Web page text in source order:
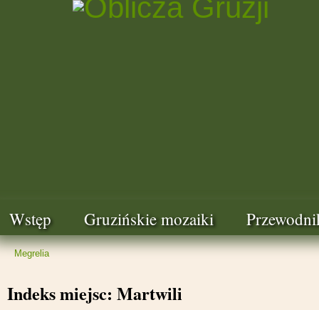
Wstęp Gruzińskie mozaiki
Megrelia
Indeks miejsc: Martwili